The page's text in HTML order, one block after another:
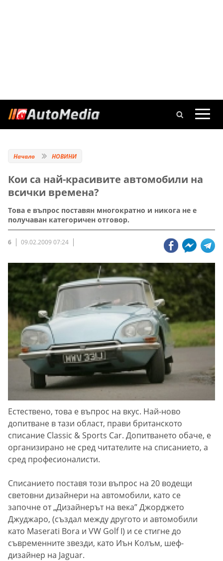
Начало НОВИНИ
Кои са най-красивите автомобили на
всички времена?
Това е въпрос поставян многократно и никога не е
получаван категоричен отговор.
6 09.02.2009 07:24
Естествено, това е въпрос на вкус. Най-ново
допитване в тази област, прави британското
списание Classic & Sports Car. Допитването обаче, е
организирано не сред читателите на списанието, а
сред професионалисти.
Списанието поставя този въпрос на 20 водещи
световни дизайнери на автомобили, като се
започне от „Дизайнерът на века” Джорджето
Джуджаро, (създал между другото и автомобили
като Maserati Bora и VW Golf I) и се стигне до
съвременните звезди, като Иън Колъм, шеф-
дизайнер на Jaguar.